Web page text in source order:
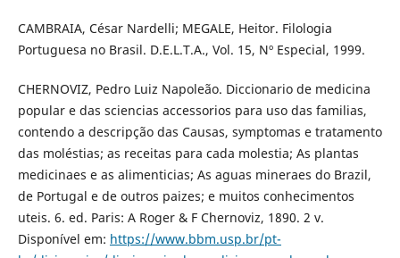
CAMBRAIA, César Nardelli; MEGALE, Heitor. Filologia
Portuguesa no Brasil. D.E.L.T.A., Vol. 15, Nº Especial, 1999.
CHERNOVIZ, Pedro Luiz Napoleão. Diccionario de medicina
popular e das sciencias accessorios para uso das familias,
contendo a descripção das Causas, symptomas e tratamento
das moléstias; as receitas para cada molestia; As plantas
medicinaes e as alimenticias; As aguas mineraes do Brazil,
de Portugal e de outros paizes; e muitos conhecimentos
uteis. 6. ed. Paris: A Roger & F Chernoviz, 1890. 2 v.
Disponível em: https://www.bbm.usp.br/pt-